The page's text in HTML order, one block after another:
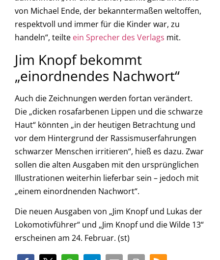
von Michael Ende, der bekanntermaßen weltoffen,
respektvoll und immer für die Kinder war, zu
handeln“, teilte ein Sprecher des Verlags mit.
Jim Knopf bekommt
„einordnendes Nachwort“
Auch die Zeichnungen werden fortan verändert.
Die „dicken rosafarbenen Lippen und die schwarze
Haut“ könnten „in der heutigen Betrachtung und
vor dem Hintergrund der Rassismuserfahrungen
schwarzer Menschen irritieren“, hieß es dazu. Zwar
sollen die alten Ausgaben mit den ursprünglichen
Illustrationen weiterhin lieferbar sein – jedoch mit
„einem einordnenden Nachwort“.
Die neuen Ausgaben von „Jim Knopf und Lukas der
Lokomotivführer“ und „Jim Knopf und die Wilde 13“
erscheinen am 24. Februar. (st)